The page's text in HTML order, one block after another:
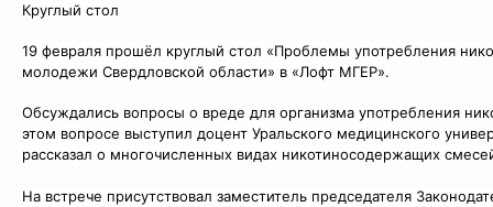
Круглый стол
19 февраля прошёл круглый стол «Проблемы употребления
молодежи Свердловской области» в «Лофт МГЕР».
Обсуждались вопросы о вреде для организма употребления
этом вопросе выступил доцент Уральского медицинского
рассказал о многочисленных видах никотиносодержащих
На встрече присутствовал заместитель председателя